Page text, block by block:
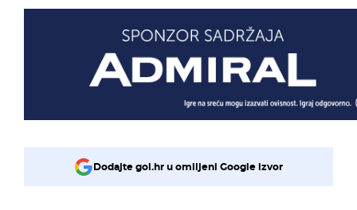
Dodajte gol.hr u omiljeni Google izvor